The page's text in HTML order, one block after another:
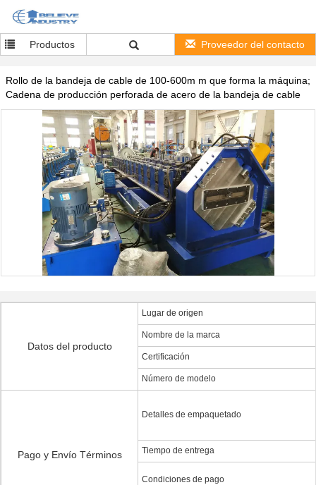
Productos Proveedor del contacto
Rollo de la bandeja de cable de 100-600m m que forma la máquina;
Cadena de producción perforada de acero de la bandeja de cable
Datos del producto
Lugar de origen
Nombre de la marca
Certificación
Número de modelo
Pago y Envío Términos
Detalles de empaquetado
Tiempo de entrega
Condiciones de pago